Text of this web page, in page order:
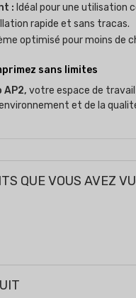
: Idéal pour une utilisation
rapide et sans tracas.
optimisé pour moins de
sans limites
votre espace de
et de la
QUE VOUS AVEZ